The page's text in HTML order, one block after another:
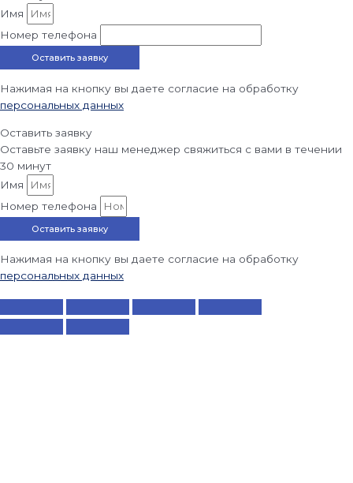
Имя
Номер телефона
Оставить заявку
Нажимая на кнопку вы даете согласие на обработку
персональных данных
Оставить заявку
Оставьте заявку наш менеджер свяжиться с вами в течении
30 минут
Имя
Номер телефона
Оставить заявку
Нажимая на кнопку вы даете согласие на обработку
персональных данных